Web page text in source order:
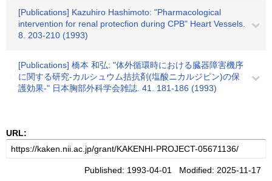
[Publications] Kazuhiro Hashimoto: "Pharmacological
intervention for renal protecfion during CPB" Heart Vessels.
8. 203-210 (1993)
[Publications] 橋本 和弘: "体外循環時における臓器障害機序
に関する研究-カルシュウム拮抗剤(塩酸ニカルジピン)の保
護効果-" 日本胸部外科学会雑誌. 41. 181-186 (1993)
URL:
Published: 1993-04-01 Modified: 2025-11-17